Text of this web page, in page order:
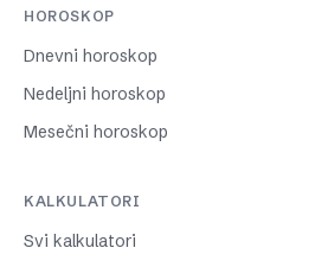
HOROSKOP
Dnevni horoskop
Nedeljni horoskop
Mesečni horoskop
KALKULATORI
Svi kalkulatori